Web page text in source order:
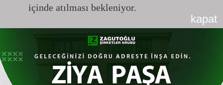
kapat
içinde atılması bekleniyor.
Hazırlıklar 22 Temmuz'da Başlıyor,
İstikamet Bolu